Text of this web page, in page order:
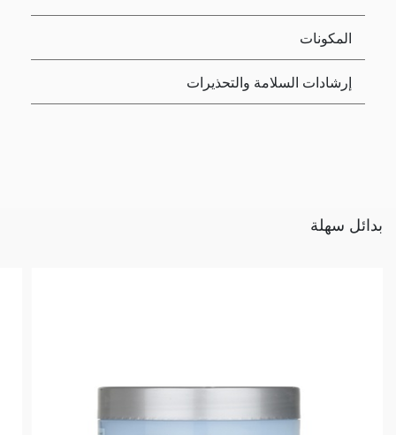
المكونات
إرشادات السلامة والتحذيرات
بدائل سهلة